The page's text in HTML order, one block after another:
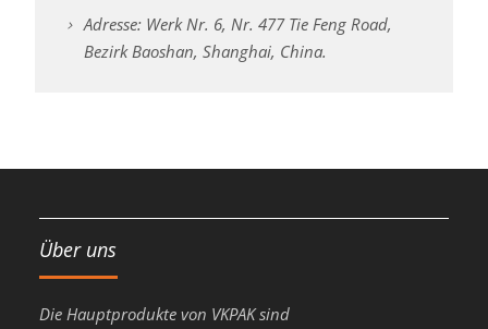
Adresse: Werk Nr. 6, Nr. 477 Tie Feng Road,
Bezirk Baoshan, Shanghai, China.
Über uns
Die Hauptprodukte von VKPAK sind